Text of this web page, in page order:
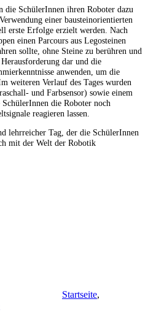
die SchülerInnen ihren Roboter dazu
einer bausteinorientierten
erste Erfolge erzielt werden. Nach
einen Parcours aus Legosteinen
sollte, ohne Steine zu berühren und
dar und die
anwenden, um die
weiteren Verlauf des Tages wurden
und Farbsensor) sowie einem
die Roboter noch
reagieren lassen.
lehrreicher Tag, der die SchülerInnen
mit der Welt der Robotik
Startseite,